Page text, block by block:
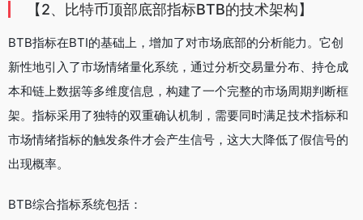
【2、比特币顶部底部指标BTB的技术架构】
BTB指标在BTI的基础上，增加了对市场底部的分析能力。它创
新性地引入了市场情绪量化系统，通过分析交易量分布、持仓成
本和链上数据等多维度信息，构建了一个完整的市场周期判断框
架。指标采用了独特的双重确认机制，需要同时满足技术指标和
市场情绪指标的触发条件才会产生信号，这大大降低了假信号的
出现概率。
BTB综合指标系统包括：